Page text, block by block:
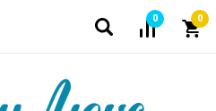
0 0